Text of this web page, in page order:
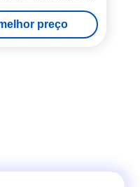
de instalação de
preço